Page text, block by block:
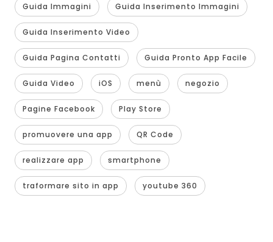
Guida Immagini Guida Inserimento Immagini
Guida Inserimento Video
Guida Pagina Contatti Guida Pronto App Facile
Guida Video iOS menù negozio
Pagine Facebook Play Store
promuovere una app QR Code
realizzare app smartphone
traformare sito in app youtube 360